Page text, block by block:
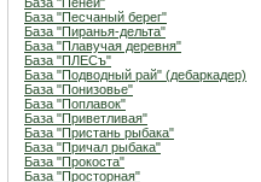
База "Песчаный берег"
База "Пиранья-дельта"
База "Плавучая деревня"
База "ПЛЕСъ"
База "Подводный рай" (дебаркадер)
База "Понизовье"
База "Поплавок"
База "Приветливая"
База "Пристань рыбака"
База "Причал рыбака"
База "Прокоста"
База "Просторная"